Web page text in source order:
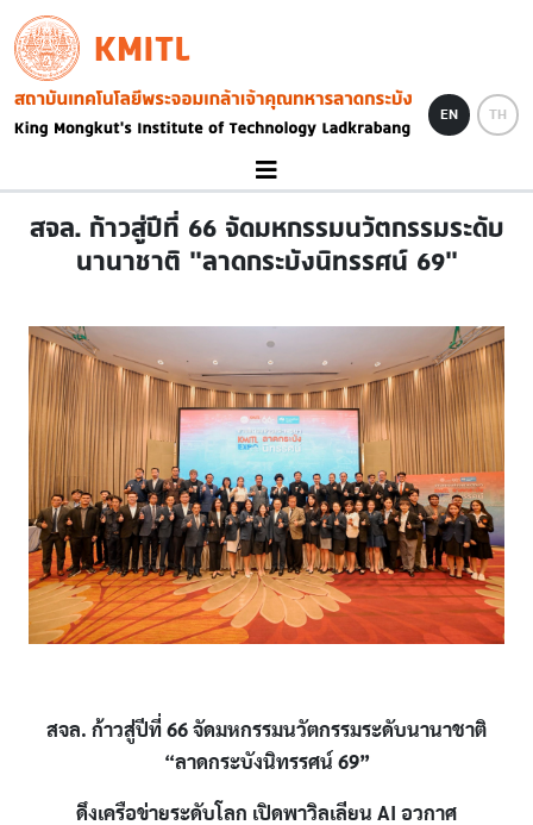
Skip to main content
KMITL
Image
EN TH
สจล. ก้าวสู่ปีที่ 66 จัดมหกรรมนวัตกรรมระดับ
นานาชาติ “ลาดกระบังนิทรรศน์ 69”
สจล. ก้าวสู่ปีที่ 66 จัดมหกรรมนวัตกรรมระดับนานาชาติ
“ลาดกระบังนิทรรศน์ 69”
ดึงเครือข่ายระดับโลก เปิดพาวิลเลียน AI อวกาศ